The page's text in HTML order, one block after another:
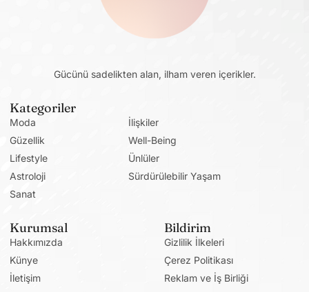
Gücünü sadelikten alan, ilham veren içerikler.
Kategoriler
Moda
Güzellik
Lifestyle
Astroloji
Sanat
İlişkiler
Well-Being
Ünlüler
Sürdürülebilir Yaşam
Kurumsal
Hakkımızda
Künye
İletişim
Bildirim
Gizlilik İlkeleri
Çerez Politikası
Reklam ve İş Birliği